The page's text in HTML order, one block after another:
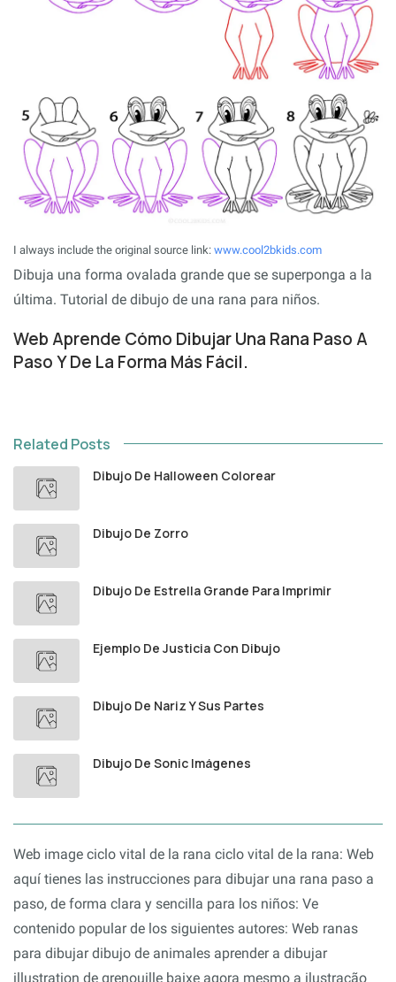
I always include the original source link: www.cool2bkids.com
Dibuja una forma ovalada grande que se superponga a la
última. Tutorial de dibujo de una rana para niños.
Web Aprende Cómo Dibujar Una Rana Paso A
Paso Y De La Forma Más Fácil.
Related Posts
Dibujo De Halloween Colorear
Dibujo De Zorro
Dibujo De Estrella Grande Para Imprimir
Ejemplo De Justicia Con Dibujo
Dibujo De Nariz Y Sus Partes
Dibujo De Sonic Imágenes
Web image ciclo vital de la rana ciclo vital de la rana: Web
aquí tienes las instrucciones para dibujar una rana paso a
paso, de forma clara y sencilla para los niños: Ve
contenido popular de los siguientes autores: Web ranas
para dibujar dibujo de animales aprender a dibujar
illustration de grenouille baixe agora mesmo a ilustração